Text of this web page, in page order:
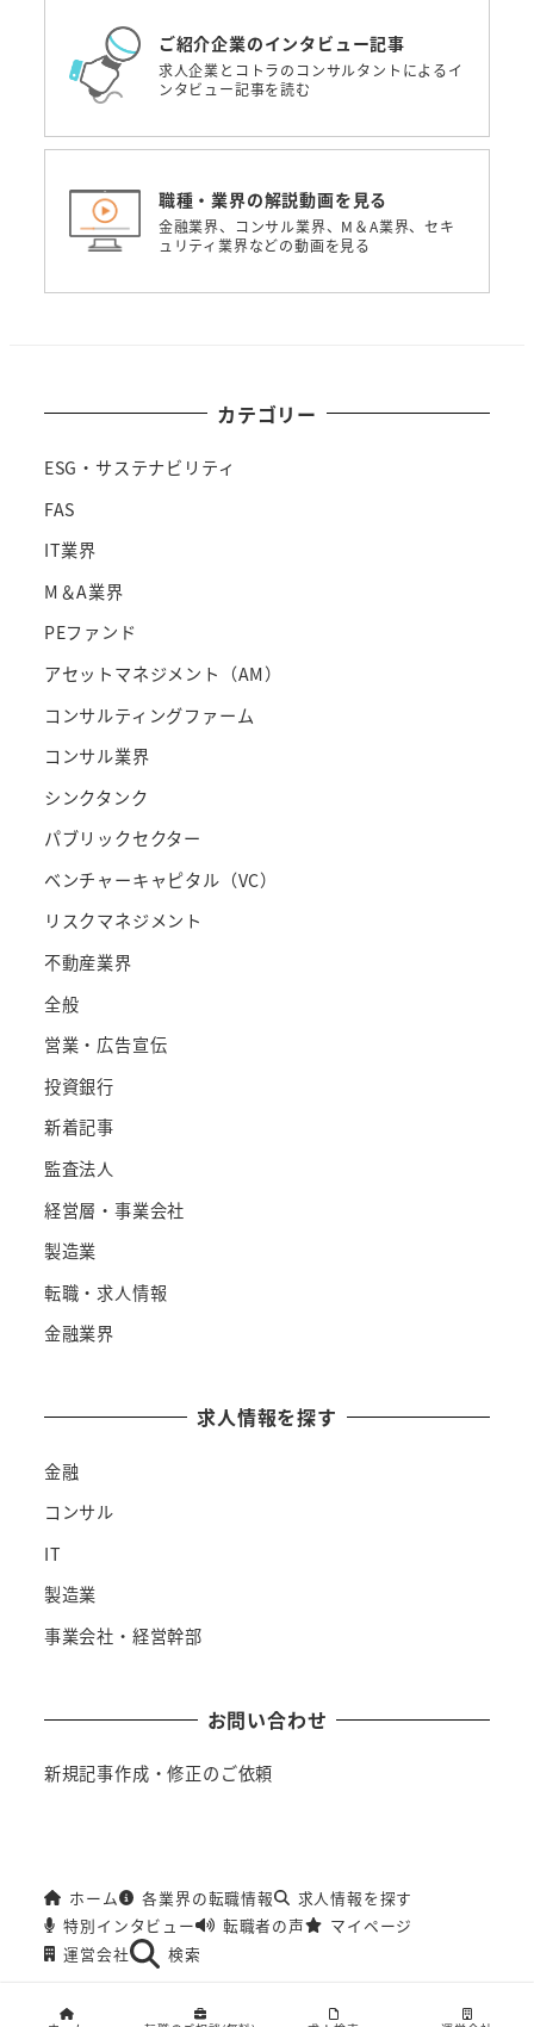
ご紹介企業のインタビュー記事
求人企業とコトラのコンサルタントによるイ
ンタビュー記事を読む
職種・業界の解説動画を見る
金融業界、コンサル業界、M＆A業界、セキ
ュリティ業界などの動画を見る
カテゴリー
ESG・サステナビリティ
FAS
IT業界
M＆A業界
PEファンド
アセットマネジメント（AM）
コンサルティングファーム
コンサル業界
シンクタンク
パブリックセクター
ベンチャーキャピタル（VC）
リスクマネジメント
不動産業界
全般
営業・広告宣伝
投資銀行
新着記事
監査法人
経営層・事業会社
製造業
転職・求人情報
金融業界
求人情報を探す
金融
コンサル
IT
製造業
事業会社・経営幹部
お問い合わせ
新規記事作成・修正のご依頼
ホーム 各業界の転職情報
求人情報を探す
特別インタビュー
転職者の声
マイページ
運営会社
検索